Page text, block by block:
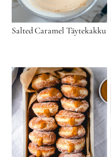
Salted Caramel Täytekakku